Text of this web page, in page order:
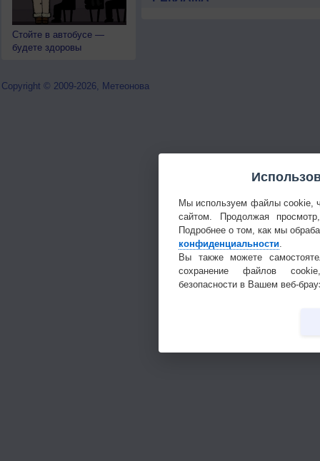
Стойте в автобусе —
будете здоровы
Copyright © 2009-2026, Метеонова
Мы используем файлы cookie,
сайтом. Продолжая
Подробнее о том, как мы
конфиденциальности.
Вы также можете
сохранение файлов
безопасности в Вашем веб-